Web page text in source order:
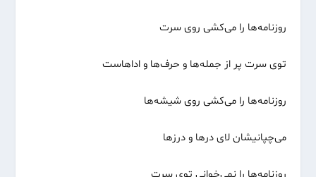
روزنامه‌ها را می‌کشی روی سرت
توی سرت پر از جمله‌ها و حرف‌ها و اداهاست
روزنامه‌ها را می‌کشی روی شیشه‌ها
می‌چپانیشان لای درها و درزها